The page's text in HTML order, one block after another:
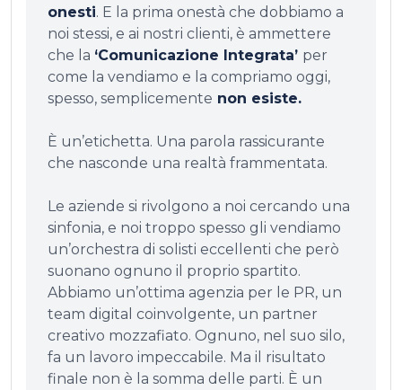
onesti. E la prima onestà che dobbiamo a
noi stessi, e ai nostri clienti, è ammettere
che la ‘Comunicazione Integrata’ per
come la vendiamo e la compriamo oggi,
spesso, semplicemente non esiste.
È un’etichetta. Una parola rassicurante
che nasconde una realtà frammentata.
Le aziende si rivolgono a noi cercando una
sinfonia, e noi troppo spesso gli vendiamo
un’orchestra di solisti eccellenti che però
suonano ognuno il proprio spartito.
Abbiamo un’ottima agenzia per le PR, un
team digital coinvolgente, un partner
creativo mozzafiato. Ognuno, nel suo silo,
fa un lavoro impeccabile. Ma il risultato
finale non è la somma delle parti. È un